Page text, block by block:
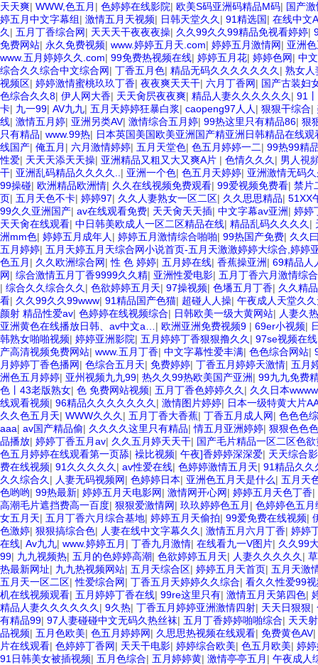
天天爽| WWW,色五月 | 色婷婷在线影院| 欧美S码亚洲码精品M码| 国产
婷五月中文字幕组| 激情五月天视频| 日韩天堂久久 | 91精选国| 在线中文
久 | 五月丁香综合网| 天天天干夜夜夜操| 久久99久久99精品免视看婷婷|
免费网站| 永久免费视频| www.婷婷五月天.com| 婷婷五月激情网| 亚洲
www.五月婷婷久久.com| 99免费热视频在线| 婷婷五月花| 婷婷色网| 中
综合久久综合中文综合网| 丁香五月色| 精品无码久久久久久久久 | 熟女人
视频区| 婷婷激情蜜桃玖玖丁香| 夜夜爽天天干| 六月丁香网| 国产古装妇
色综合久久8| 伊人网大香| 天天肏屄夜夜爽| 精品人妻久久久久久久 | 91
卡| 九一99| AV九九| 五月天婷婷狂暴白浆| caopeng97人人 | 狠狠干综合|
线| 激情五月婷| 亚洲另类AV| 激情综合五月婷| 99热这里只有精品86| 狠
只有精品| www.99热| 日本英国美国欧美亚洲国产精亚洲日韩精品在线
线国产| 俺五月 | 六月激情婷婷| 五月天堂色| 色五月婷婷一二| 99热99精
性爱| 天天天添天天操| 亚洲精品又粗又大又爽A片 | 色情久久久 | 男人視
干| 亚洲乱码精品久久久久.. | 亚洲一个色| 色五月天婷婷| 亚洲激情无码
99操碰| 欧洲精品欧洲情| 久久在线视频免费观看| 99爱视频免费看| 禁片
页| 五月天色不卡| 婷婷97| 久久人妻熟女一区二区| 久久思思精品| 51XX
99久久亚洲国产| av在线观看免费| 天天肏天天插| 中文字幕av亚洲| 婷婷
天天肏在线观看| 中日韩美欧成人一区二区精品在线| 精品乱码久久久久 |
洲mm色| 婷婷五月成年人 | 婷婷五月激情综合啪啪| 99热国产免费| 久久
五月婷婷| 五月天婷五月天综合网小说首页-五月天激激婷婷大综合,婷婷
色五月 | 久久欧洲综合网|性 色 婷婷| 五月婷在线| 香蕉操亚洲| 69精品人
网| 综合激情五月丁香9999久久精| 亚洲性爱电影| 五月丁香六月激情综合
| 综合久久综合久久 | 色欲婷婷五月天| 97操视频| 色墦五月丁香| 久久精
看| 久久99久久99www| 91精品国产色猫| 超碰人人操| 午夜成人天堂久
颜射 精品性爱av| 色婷婷在线视频综合| 日韩欧美一级大黄网站| 人妻久热
亚洲黄色在线播放日韩、av中文a… | 欧洲亚洲免费视频9 | 69er小视频|
韩熟女啪啪视频| 婷婷亚洲影院| 五月婷婷丁香狠狠撸久久 | 97se视频在线
产高清视频免费网站| www.五月丁香| 中文字幕性爱丰满| 色色综合网站|
月婷婷丁香色播网| 色综合五月天| 免费婷婷| 丁香五月婷婷天激情| 五月
洲色五月婷婷| 亚州视频九九99| 热久久99热欧美国产亚洲| 99九九免费
色丨43老版熟女| 色 免费网站视频| 五月丁香色婷婷久久 | 久久日本
线观看视频| 96精品久久久久久久久 | 激情图片婷婷| 日本一级特黄大片
久久色五月天| WWW久久久 | 五月丁香大香蕉| 丁香五月成人网| 色色色
aaa| av国产精品偷| 久久久久这里只有精品|情五月亚洲婷婷| 狠狠色色色
品播放| 婷婷丁香五月av| 久久五月婷天天干| 国产毛片精品一区二区色
色五月婷婷在线观看第一页舔| 襙比视频| 午夜]香婷婷深深爱| 天天综合
费在线视频| 91久久久久久 | av性爱在线| 色婷婷激情五月天| 91精品久久
久久综合久 | 人妻无码视频网| 色婷婷日本| 亚洲色五月天是什么| 五月天
色哟哟| 99热最新| 婷婷五月天电影网| 激情网开心网| 婷婷五月天色丁香|
高潮毛片遮挡费高一百度| 狠狠爱激情网| 玖玖婷婷色五月 | 色婷婷色五月
女五月天| 五月丁香六月综合基地| 婷婷五月天偷拍| 99爱免费在线视频|
色激婷| 狠狠搞综合色| 人妻在线中文字幕久久 | 激情五月六月丁香| 婷婷
在线| Av九九| www.婷婷五月 | 丁香九月激情| 在线看九一V图片| 久久99
99| 九九视频热| 五月的色婷婷高潮| 色欲婷婷五月天| 人妻久久久久久 |
热最新网址| 九九热视频网站| 五月天综合区| 婷婷五月天首页| 五月天激
五月天一区二区|性爱综合网| 丁香五月天婷婷久久综合| 看久久性爱99
机在线视频观看| 五月婷婷丁香在线| 99re这里只有| 激情五月天第四色|
精品人妻久久久久久久 | 9久热| 丁香五月婷婷亚洲激情四射| 天天日狠狠|
有精品99| 97人妻碰碰中文无码久热丝袜| 五月丁香婷婷啪啪综合| 天天
品视频| 五月色欧美| 色五月婷婷网| 久思思热视频在线观看| 免费黄色AV|
片在线观看| 色婷婷丁香网| 天天干电影| 婷婷综合欧美| 色五月欧美| 婷
91日韩美女被插视频| 五月色综合| 五月婷婷黄| 激情亭亭五月 | 午夜成人